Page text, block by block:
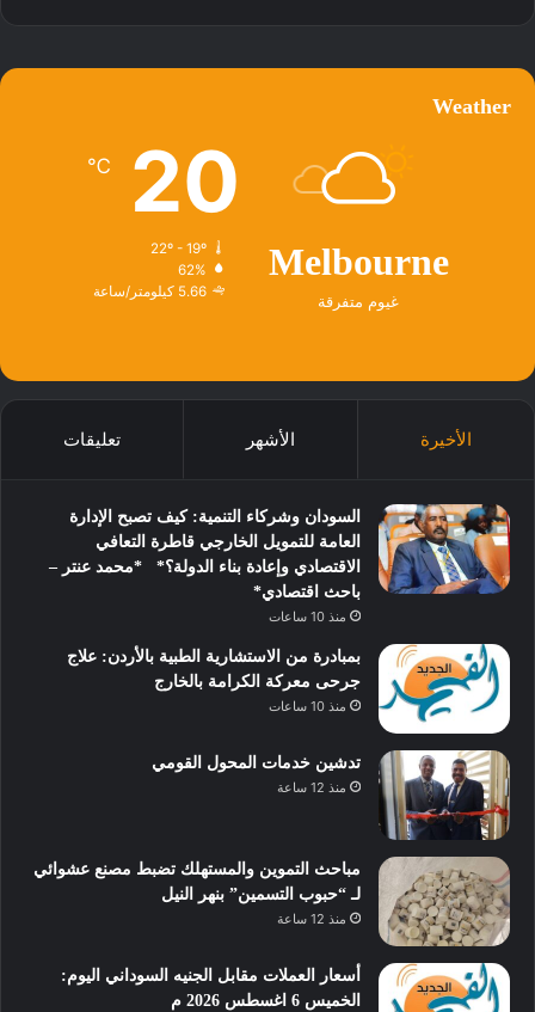
Weather
Melbourne
غيوم متفرقة
20
℃
22º - 19º
62%
5.66 كيلومتر/ساعة
الأخيرة الأشهر تعليقات
السودان وشركاء التنمية: كيف تصبح الإدارة
العامة للتمويل الخارجي قاطرة التعافي
الاقتصادي وإعادة بناء الدولة؟* *محمد عنتر –
باحث اقتصادي*
منذ 10 ساعات
بمبادرة من الاستشارية الطبية بالأردن: علاج
جرحى معركة الكرامة بالخارج
منذ 10 ساعات
تدشين خدمات المحول القومي
منذ 12 ساعة
مباحث التموين والمستهلك تضبط مصنع عشوائي
لـ “حبوب التسمين” بنهر النيل
منذ 12 ساعة
أسعار العملات مقابل الجنيه السوداني اليوم:
الخميس 6 اغسطس 2026 م